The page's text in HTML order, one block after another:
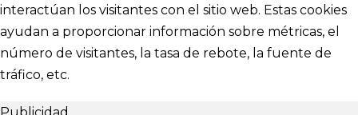
interactúan los visitantes con el sitio web. Estas cookies
ayudan a proporcionar información sobre métricas, el
número de visitantes, la tasa de rebote, la fuente de
tráfico, etc.